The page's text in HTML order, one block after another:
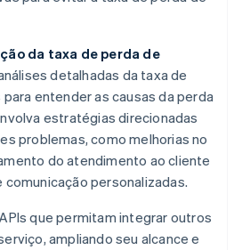
da taxa de perda de
detalhadas da taxa de
entender as causas da perda
estratégias direcionadas
problemas, como melhorias no
do atendimento ao cliente
personalizadas.
que permitam integrar outros
ampliando seu alcance e